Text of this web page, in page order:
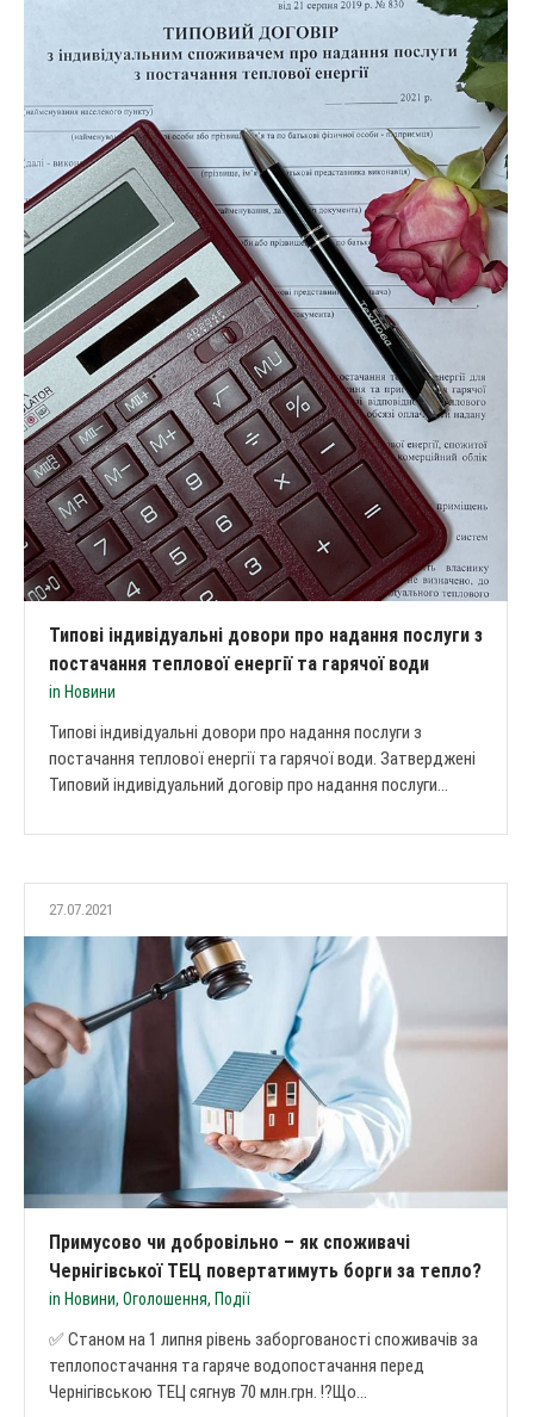
Типові індивідуальні довори про надання послуги з
постачання теплової енергії та гарячої води
in Новини
Типові індивідуальні довори про надання послуги з
постачання теплової енергії та гарячої води. Затверджені
Типовий індивідуальний договір про надання послуги...
27.07.2021
Примусово чи добровільно – як споживачі
Чернігівської ТЕЦ повертатимуть борги за тепло?
in Новини,Оголошення, Події
✅ Станом на 1 липня рівень заборгованості споживачів за
теплопостачання та гаряче водопостачання перед
Чернігівською ТЕЦ сягнув 70 млн.грн. ⁉️Що...